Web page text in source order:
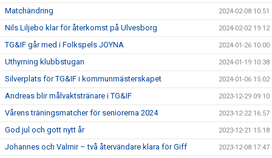
Matchändring 2024-02-08 10:51
Nils Liljebo klar för återkomst på Ulvesborg 2024-02-02 19:12
TG&IF går med i Folkspels JOYNA 2024-01-26 10:00
Uthyrning klubbstugan 2024-01-19 10:38
Silverplats för TG&IF i kommunmästerskapet 2024-01-06 15:02
Andreas blir målvaktstränare i TG&IF 2023-12-29 09:10
Vårens träningsmatcher för seniorerna 2024 2023-12-22 16:57
God jul och gott nytt år 2023-12-21 15:18
Johannes och Valmir – två återvändare klara för Giff 2023-12-08 17:47